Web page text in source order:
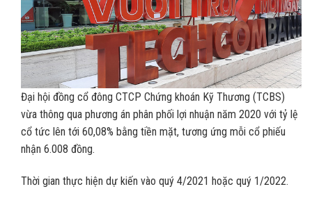
Đại hội đồng cổ đông CTCP Chứng khoán Kỹ Thương (TCBS)
vừa thông qua phương án phân phối lợi nhuận năm 2020 với tỷ lệ
cổ tức lên tới 60,08% bằng tiền mặt, tương ứng mỗi cổ phiếu
nhận 6.008 đồng.
Thời gian thực hiện dự kiến vào quý 4/2021 hoặc quý 1/2022.